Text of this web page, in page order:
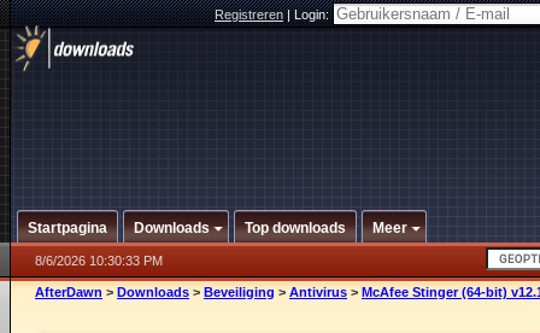
Registreren|Login:
Startpagina Downloads Top downloads Meer
8/6/2026 10:30:33 PM
AfterDawn > Downloads > Beveiliging > Antivirus > McAfee Stinger (64-bit)